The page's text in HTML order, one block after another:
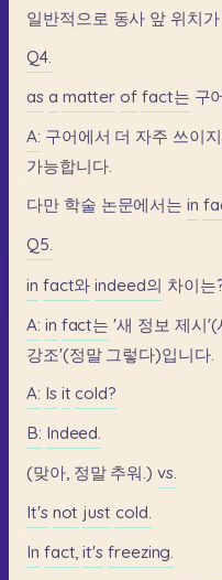
일반적으로 동사 앞 위치가
Q4.
as a matter of fact는 구
A: 구어에서 더 자주 쓰이
가능합니다.
다만 학술 논문에서는 in
Q5.
in fact와 indeed의 차이는
A: in fact는 '새 정보 제시'(
강조'(정말 그렇다)입니다.
A: Is it cold?
B: Indeed.
(맞아, 정말 추워.) vs.
It's not just cold.
In fact, it's freezing.